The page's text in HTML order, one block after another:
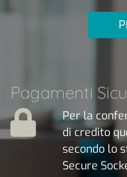
Pagamenti
Per la
di credito
secondo lo
Secure